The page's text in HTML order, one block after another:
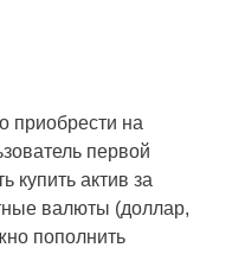
приобрести на
первой
купить актив за
валюты (доллар,
пополнить